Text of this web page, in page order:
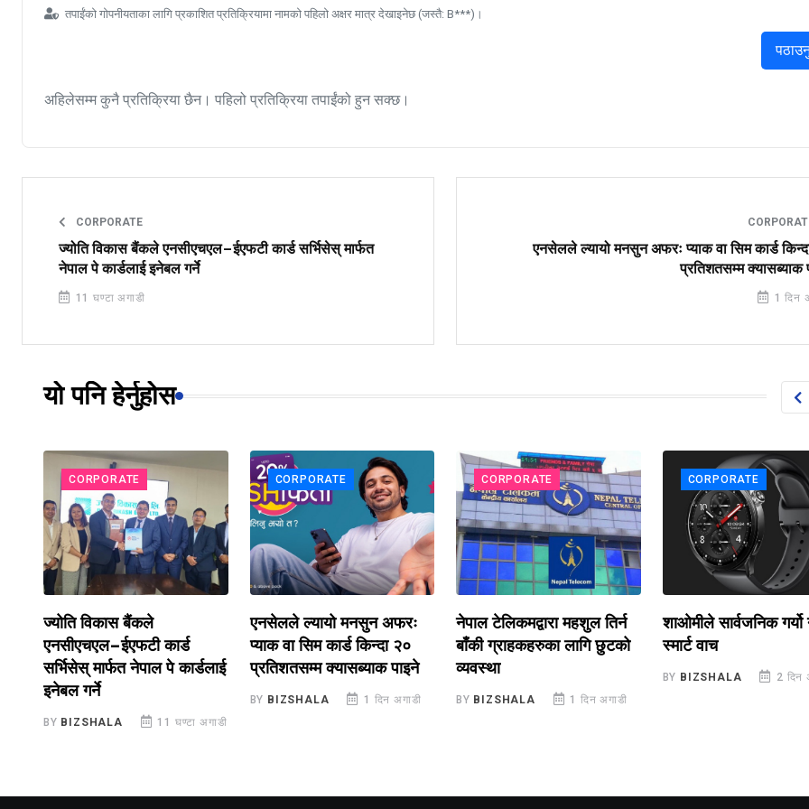
तपाईंको गोपनीयताका लागि प्रकाशित प्रतिक्रियामा नामको पहिलो अक्षर मात्र देखाइनेछ (जस्तै: B***)।
अहिलेसम्म कुनै प्रतिक्रिया छैन। पहिलो प्रतिक्रिया तपाईंको हुन सक्छ।
CORPORATE
ज्योति विकास बैंकले एनसीएचएल–ईएफटी कार्ड सर्भिसेस् मार्फत
नेपाल पे कार्डलाई इनेबल गर्ने
11 घण्टा अगाडी
एनसेलले ल्यायो मनसुन अफरः प्याक वा सिम कार्ड
प्रतिशतसम्म क्यासब्याक
1 दिन
यो पनि हेर्नुहोस
CORPORATE
एनसेलले ल्यायो मनसुन अफरः
प्याक वा सिम कार्ड किन्दा २०
प्रतिशतसम्म क्यासब्याक पाइने
BYBIZSHALA
CORPORATE
नेपाल टेलिकमद्वारा महशुल तिर्न
बाँकी ग्राहकहरुका लागि छुटको
व्यवस्था
BY BIZSHALA 1 दिन अगाडी
CORPORATE
शाओमीले सार्वजनिक गर्यो नयाँ
स्मार्ट वाच
BY BIZSHALA
CORPORATE
देशभरका करिब २००
सहभागितामा लिट्मसको
पार्टनर्स मिट २०८३’